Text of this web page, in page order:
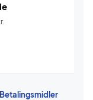
Betalingsmidler